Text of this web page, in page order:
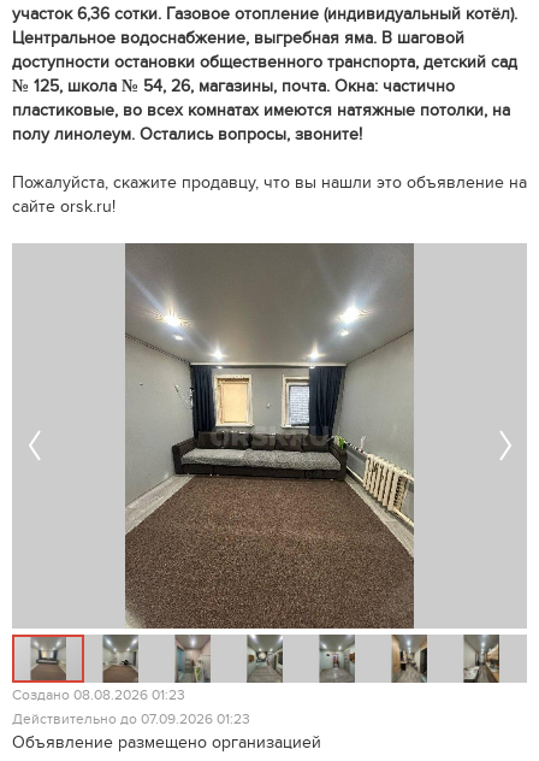
участок 6,36 сотки. Газовое отопление (индивидуальный котёл).
Центральное водоснабжение, выгребная яма. В шаговой
доступности остановки общественного транспорта, детский сад
№ 125, школа № 54, 26, магазины, почта. Окна: частично
пластиковые, во всех комнатах имеются натяжные потолки, на
полу линолеум. Остались вопросы, звоните!
Пожалуйста, скажите продавцу, что вы нашли это объявление на
сайте orsk.ru!
Создано 08.08.2026 01:23
Действительно до 07.09.2026 01:23
Объявление размещено организацией